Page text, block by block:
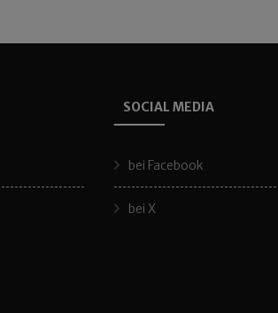
SOCIAL MEDIA
bei Facebook
bei X